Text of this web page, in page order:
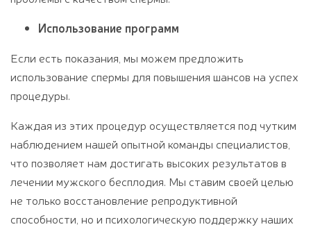
Использование программ
Если есть показания, мы можем предложить
использование спермы для повышения шансов на успех
процедуры.
Каждая из этих процедур осуществляется под чутким
наблюдением нашей опытной команды специалистов,
что позволяет нам достигать высоких результатов в
лечении мужского бесплодия. Мы ставим своей целью
не только восстановление репродуктивной
способности, но и психологическую поддержку наших